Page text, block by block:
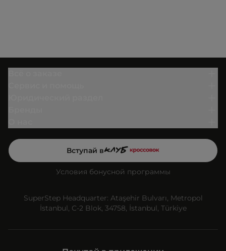
Вступай в
Условия бонусной программы
SuperStep Headquarter: Ataşehir Bulvarı, Metropol
İstanbul, C-2 Blok, 34758, İstanbul, Türkiye